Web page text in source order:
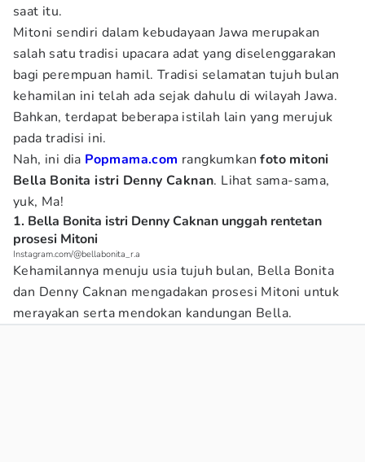
saat itu.
Mitoni sendiri dalam kebudayaan Jawa merupakan
salah satu tradisi upacara adat yang diselenggarakan
bagi perempuan hamil. Tradisi selamatan tujuh bulan
kehamilan ini telah ada sejak dahulu di wilayah Jawa.
Bahkan, terdapat beberapa istilah lain yang merujuk
pada tradisi ini.
Nah, ini dia Popmama.com rangkumkanfoto mitoni
Bella Bonita istri Denny Caknan. Lihat sama-sama,
yuk, Ma!
1. Bella Bonita istri Denny Caknan unggah rentetan
prosesi Mitoni
Instagram.com/@bellabonita_r.a
Kehamilannya menuju usia tujuh bulan, Bella Bonita
dan Denny Caknan mengadakan prosesi Mitoni untuk
merayakan serta mendokan kandungan Bella.